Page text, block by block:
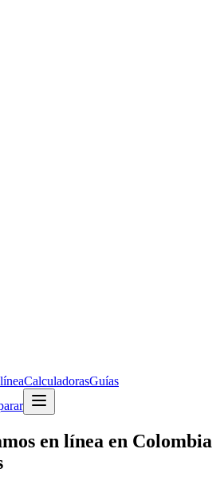
CalculadorasGuías
en línea en Colombia